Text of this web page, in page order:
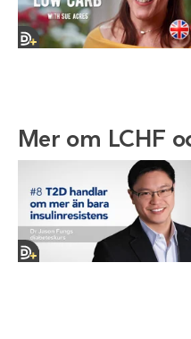
Mer om LCHF